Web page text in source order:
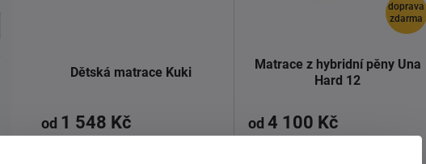
Dětská matrace Kuki
od 1 548 Kč
doprava
zdarma
Matrace z hybridní pěny Una
Hard 12
od 4 100 Kč